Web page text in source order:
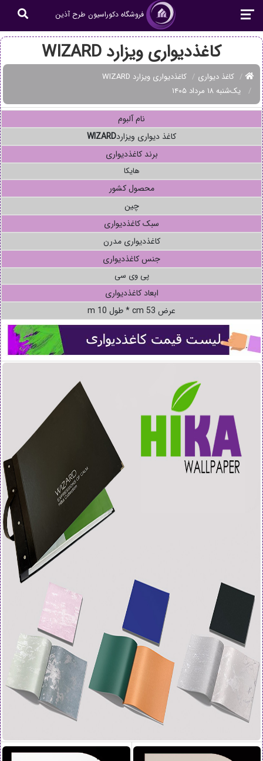
فروشگاه دکوراسیون طرح آذین
کاغذدیواری ویزارد WIZARD
کاغذ دیواری
کاغذدیواری ویزارد WIZARD
یک‌شنبه ۱۸ مرداد ۱۴۰۵
نام آلبوم
کاغذ دیواری ویزاردWIZARD
برند کاغذدیواری
هایکا
محصول کشور
چین
سبک کاغذدیواری
کاغذدیواری مدرن
جنس کاغذدیواری
پی وی سی
ابعاد کاغذدیواری
عرض 53 cm * طول 10 m